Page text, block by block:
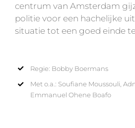
centrum van Amsterdam
politie voor een hachelijke
situatie tot een goed einde
Regie: Bobby Boermans
Met o.a.: Soufiane Moussouli,
Emmanuel Ohene Boafo